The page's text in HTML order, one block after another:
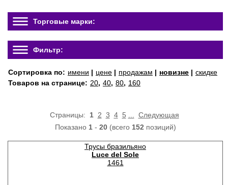
Торговые марки:
Фильтр:
Сортировка по: имени | цене | продажам | новизне | скидке
Товаров на странице: 20, 40, 80, 160
Страницы: 1 2 3 4 5
Следующая
Показано 1- 20(всего 152 позиций)
Трусы бразильяно
Luce del Sole
1461